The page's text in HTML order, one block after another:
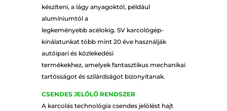
készíteni, a lágy anyagoktól, például
alumíniumtól a
legkeményebb acélokig. SV karcológép-
kínálatunkat több mint 20 éve használják
autóipari és közlekedési
termékekhez, amelyek fantasztikus mechanikai
tartósságot és szilárdságot bizonyítanak.
CSENDES JELÖLŐ RENDSZER
A karcolás technológia csendes jelölést hajt